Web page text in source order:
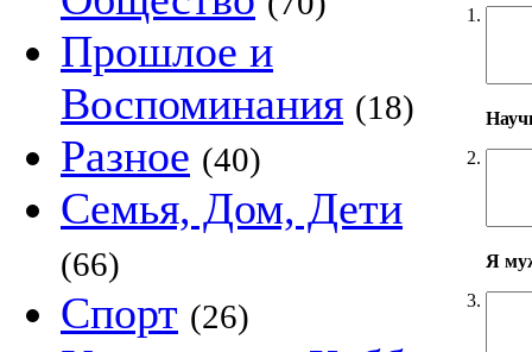
Прошлое и
Воспоминания (18)
Разное (40)
Семья, Дом, Дети
(66)
Спорт (26)
1.
2.
3.
Я